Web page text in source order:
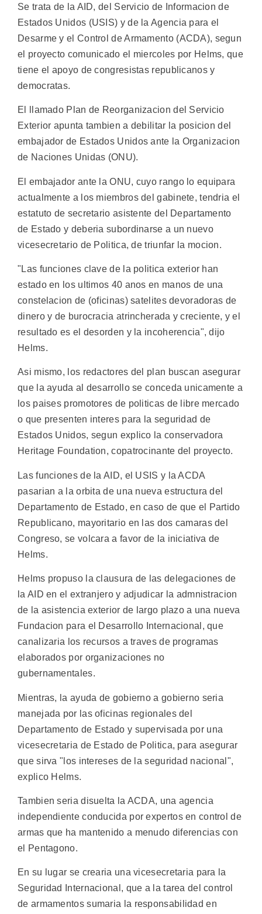
Se trata de la AID, del Servicio de Informacion de
Estados Unidos (USIS) y de la Agencia para el
Desarme y el Control de Armamento (ACDA), segun
el proyecto comunicado el miercoles por Helms, que
tiene el apoyo de congresistas republicanos y
democratas.
El llamado Plan de Reorganizacion del Servicio
Exterior apunta tambien a debilitar la posicion del
embajador de Estados Unidos ante la Organizacion
de Naciones Unidas (ONU).
El embajador ante la ONU, cuyo rango lo equipara
actualmente a los miembros del gabinete, tendria el
estatuto de secretario asistente del Departamento
de Estado y deberia subordinarse a un nuevo
vicesecretario de Politica, de triunfar la mocion.
"Las funciones clave de la politica exterior han
estado en los ultimos 40 anos en manos de una
constelacion de (oficinas) satelites devoradoras de
dinero y de burocracia atrincherada y creciente, y el
resultado es el desorden y la incoherencia", dijo
Helms.
Asi mismo, los redactores del plan buscan asegurar
que la ayuda al desarrollo se conceda unicamente a
los paises promotores de politicas de libre mercado
o que presenten interes para la seguridad de
Estados Unidos, segun explico la conservadora
Heritage Foundation, copatrocinante del proyecto.
Las funciones de la AID, el USIS y la ACDA
pasarian a la orbita de una nueva estructura del
Departamento de Estado, en caso de que el Partido
Republicano, mayoritario en las dos camaras del
Congreso, se volcara a favor de la iniciativa de
Helms.
Helms propuso la clausura de las delegaciones de
la AID en el extranjero y adjudicar la admnistracion
de la asistencia exterior de largo plazo a una nueva
Fundacion para el Desarrollo Internacional, que
canalizaria los recursos a traves de programas
elaborados por organizaciones no
gubernamentales.
Mientras, la ayuda de gobierno a gobierno seria
manejada por las oficinas regionales del
Departamento de Estado y supervisada por una
vicesecretaria de Estado de Politica, para asegurar
que sirva "los intereses de la seguridad nacional",
explico Helms.
Tambien seria disuelta la ACDA, una agencia
independiente conducida por expertos en control de
armas que ha mantenido a menudo diferencias con
el Pentagono.
En su lugar se crearia una vicesecretaria para la
Seguridad Internacional, que a la tarea del control
de armamentos sumaria la responsabilidad en